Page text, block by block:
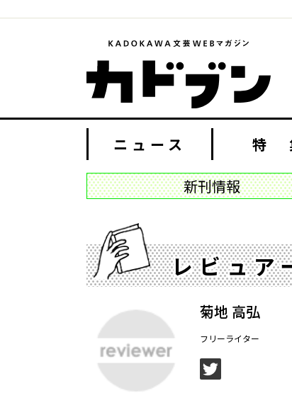
ニュース 特
新刊情報
レビュア
菊地 高弘
フリーライター